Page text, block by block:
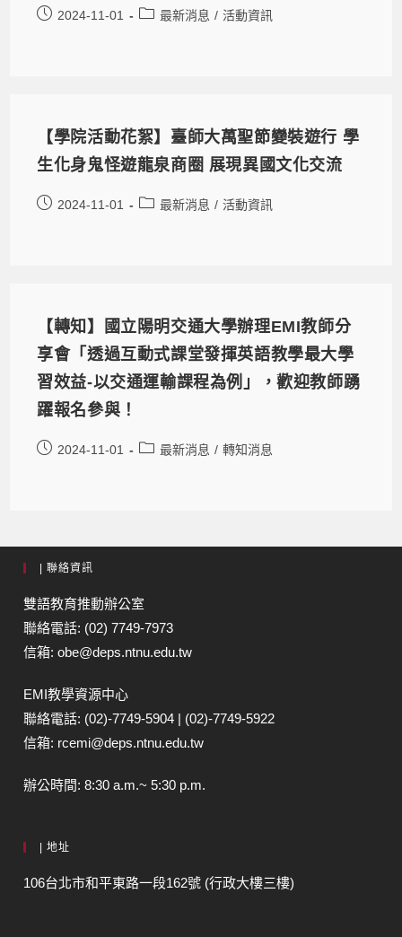
2024-11-01 最新消息 / 活動資訊
【學院活動花絮】臺師大萬聖節變裝遊行 學
生化身鬼怪遊龍泉商圈 展現異國文化交流
2024-11-01 最新消息 / 活動資訊
【轉知】國立陽明交通大學辦理EMI教師分
享會「透過互動式課堂發揮英語教學最大學
習效益-以交通運輸課程為例」，歡迎教師踴
躍報名參與！
2024-11-01 最新消息 / 轉知消息
| 聯絡資訊
雙語教育推動辦公室
聯絡電話: (02) 7749-7973
信箱: obe@deps.ntnu.edu.tw
EMI教學資源中心
聯絡電話: (02)-7749-5904 | (02)-7749-5922
信箱: rcemi@deps.ntnu.edu.tw
辦公時間: 8:30 a.m.~ 5:30 p.m.
| 地址
106台北市和平東路一段162號 (行政大樓三樓)